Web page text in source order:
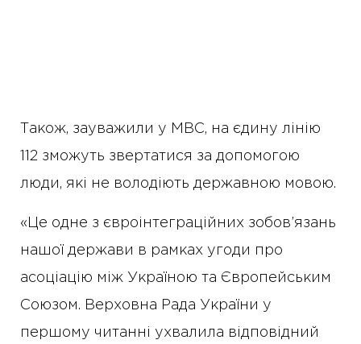
Також, зауважили у МВС, на єдину лінію
112 зможуть звертатися за допомогою
люди, які не володіють державною мовою.
«Це одне з євроінтеграційних зобов’язань
нашої держави в рамках угоди про
асоціацію між Україною та Європейським
Союзом. Верховна Рада України у
першому читанні ухвалила відповідний